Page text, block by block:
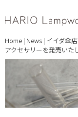
Home | News | イイダ傘
アクセサリーを発売いた